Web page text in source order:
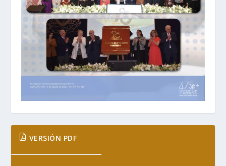
VERSIÓN PDF